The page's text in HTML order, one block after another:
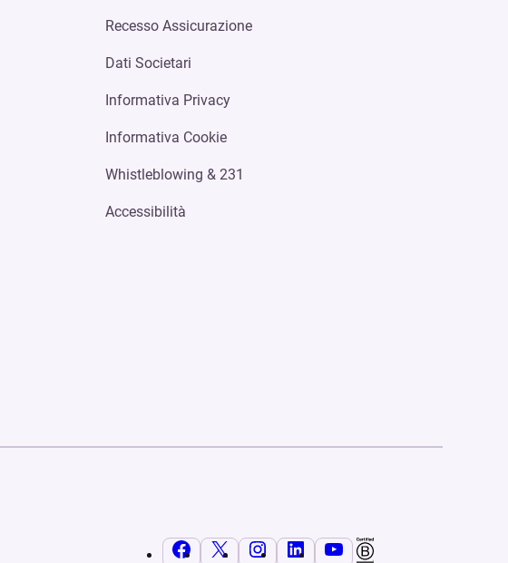
Recesso Assicurazione
Dati Societari
Informativa Privacy
Informativa Cookie
Whistleblowing & 231
Accessibilità
Facebook
X InstagramLinkedInYouTube